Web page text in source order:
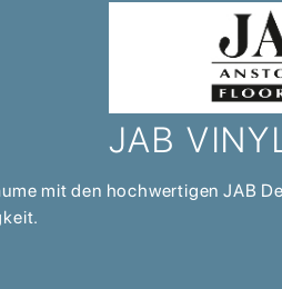
JAB
mit den hochwertigen JAB